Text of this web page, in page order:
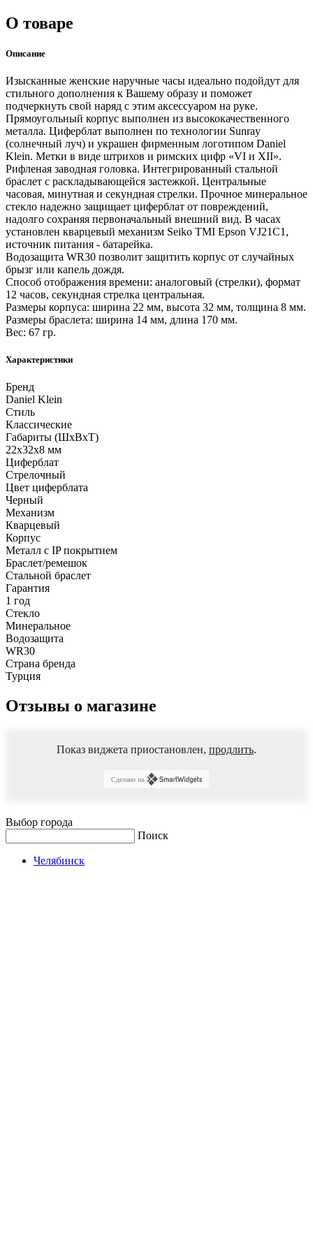
О товаре
Описание
Изысканные женские наручные часы идеально подойдут для
стильного дополнения к Вашему образу и поможет
подчеркнуть свой наряд с этим аксессуаром на руке.
Прямоугольный корпус выполнен из высококачественного
металла. Циферблат выполнен по технологии Sunray
(солнечный луч) и украшен фирменным логотипом Daniel
Klein. Метки в виде штрихов и римских цифр «VI и XII».
Рифленая заводная головка. Интегрированный стальной
браслет с раскладывающейся застежкой. Центральные
часовая, минутная и секундная стрелки. Прочное минеральное
стекло надежно защищает циферблат от повреждений,
надолго сохраняя первоначальный внешний вид. В часах
установлен кварцевый механизм Seiko TMI Epson VJ21C1,
источник питания - батарейка.
Водозащита WR30 позволит защитить корпус от случайных
брызг или капель дождя.
Способ отображения времени: аналоговый (стрелки), формат
12 часов, секундная стрелка центральная.
Размеры корпуса: ширина 22 мм, высота 32 мм, толщина 8 мм.
Размеры браслета: ширина 14 мм, длина 170 мм.
Вес: 67 гр.
Характеристики
Бренд
Daniel Klein
Стиль
Классические
Габариты (ШхВхТ)
22x32x8 мм
Циферблат
Стрелочный
Цвет циферблата
Черный
Механизм
Кварцевый
Корпус
Металл с IP покрытием
Браслет/ремешок
Стальной браслет
Гарантия
1 год
Стекло
Минеральное
Водозащита
WR30
Страна бренда
Турция
Отзывы о магазине
Показ виджета приостановлен, продлить.
Сделано на
Выбор города
Поиск
Челябинск